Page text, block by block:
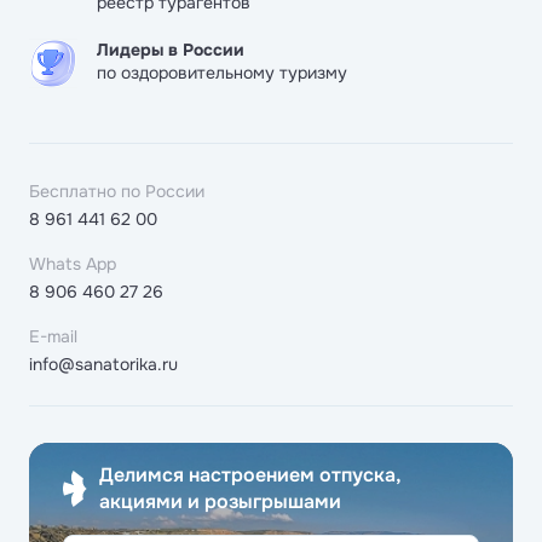
Лидеры в России
по оздоровительному туризму
Бесплатно по России
8 961 441 62 00
Whats App
8 906 460 27 26
E-mail
info@sanatorika.ru
Делимся настроением отпуска,
акциями и розыгрышами